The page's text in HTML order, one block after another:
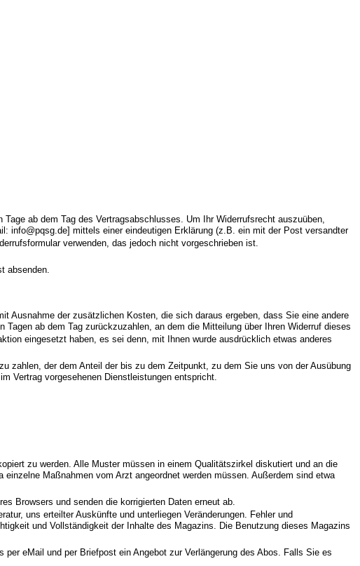
ab dem Tag des Vertragsabschlusses. Um Ihr Widerrufsrecht auszuüben,
info@pqsg.de] mittels einer eindeutigen Erklärung (z.B. ein mit der Post versandter
verwenden, das jedoch nicht vorgeschrieben ist.
absenden.
Ausnahme der zusätzlichen Kosten, die sich daraus ergeben, dass Sie eine andere
ab dem Tag zurückzuzahlen, an dem die Mitteilung über Ihren Widerruf dieses
eingesetzt haben, es sei denn, mit Ihnen wurde ausdrücklich etwas anderes
zahlen, der dem Anteil der bis zu dem Zeitpunkt, zu dem Sie uns von der Ausübung
Vertrag vorgesehenen Dienstleistungen entspricht.
zu werden. Alle Muster müssen in einem Qualitätszirkel diskutiert und an die
Maßnahmen vom Arzt angeordnet werden müssen. Außerdem sind etwa
Browsers und senden die korrigierten Daten erneut ab.
uns erteilter Auskünfte und unterliegen Veränderungen. Fehler und
und Vollständigkeit der Inhalte des Magazins. Die Benutzung dieses Magazins
eMail und per Briefpost ein Angebot zur Verlängerung des Abos. Falls Sie es